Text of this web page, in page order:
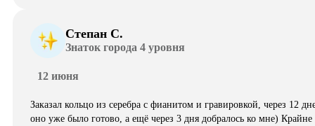
Степан С.
Знаток города 4 уровня
12 июня
Заказал кольцо из серебра с фианитом и гравировкой, через 12
оно уже было готово, а ещё через 3 дня добралось ко мне) Крайне